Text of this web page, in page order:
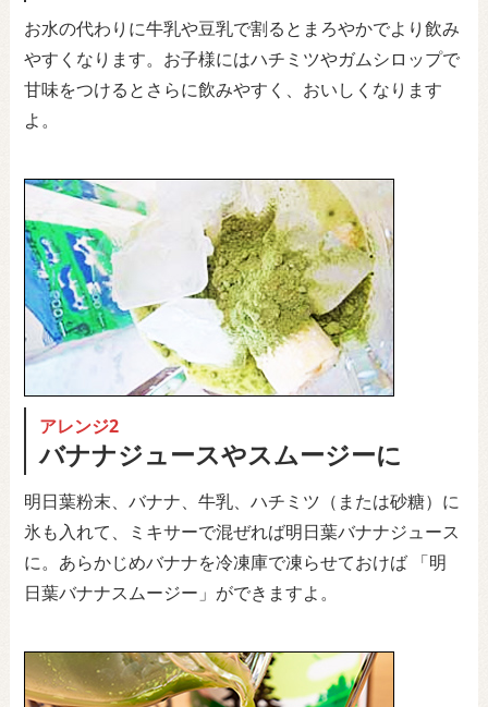
お水の代わりに牛乳や豆乳で割るとまろやかでより飲み
すくなります。お子様にはハチミツやガムシロップで
甘味をつけるとさらに飲みやすく、おいしくなります
よ。
アレンジ2
バナナジュースやスムージーに
明日葉粉末、バナナ、牛乳、ハチミツ（または砂糖）に
氷も入れて、ミキサーで混ぜれば明日葉バナナジュース
に。あらかじめバナナを冷凍庫で凍らせておけば 「明
日葉バナナスムージー」ができますよ。